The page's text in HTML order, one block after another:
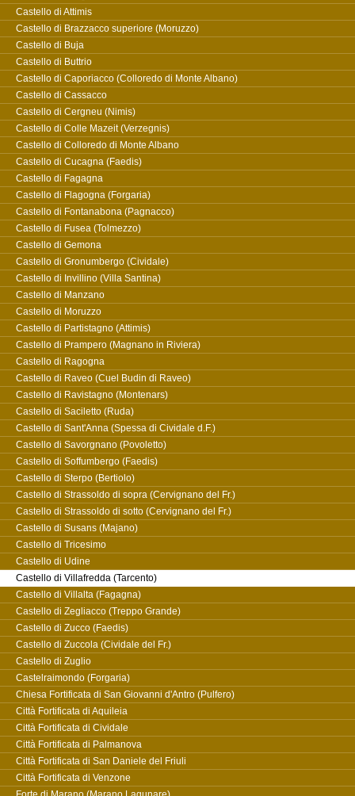
Castello di Attimis
Castello di Brazzacco superiore (Moruzzo)
Castello di Buja
Castello di Buttrio
Castello di Caporiacco (Colloredo di Monte Albano)
Castello di Cassacco
Castello di Cergneu (Nimis)
Castello di Colle Mazeit (Verzegnis)
Castello di Colloredo di Monte Albano
Castello di Cucagna (Faedis)
Castello di Fagagna
Castello di Flagogna (Forgaria)
Castello di Fontanabona (Pagnacco)
Castello di Fusea (Tolmezzo)
Castello di Gemona
Castello di Gronumbergo (Cividale)
Castello di Invillino (Villa Santina)
Castello di Manzano
Castello di Moruzzo
Castello di Partistagno (Attimis)
Castello di Prampero (Magnano in Riviera)
Castello di Ragogna
Castello di Raveo (Cuel Budin di Raveo)
Castello di Ravistagno (Montenars)
Castello di Saciletto (Ruda)
Castello di Sant'Anna (Spessa di Cividale d.F.)
Castello di Savorgnano (Povoletto)
Castello di Soffumbergo (Faedis)
Castello di Sterpo (Bertiolo)
Castello di Strassoldo di sopra (Cervignano del Fr.)
Castello di Strassoldo di sotto (Cervignano del Fr.)
Castello di Susans (Majano)
Castello di Tricesimo
Castello di Udine
Castello di Villafredda (Tarcento)
Castello di Villalta (Fagagna)
Castello di Zegliacco (Treppo Grande)
Castello di Zucco (Faedis)
Castello di Zuccola (Cividale del Fr.)
Castello di Zuglio
Castelraimondo (Forgaria)
Chiesa Fortificata di San Giovanni d'Antro (Pulfero)
Città Fortificata di Aquileia
Città Fortificata di Cividale
Città Fortificata di Palmanova
Città Fortificata di San Daniele del Friuli
Città Fortificata di Venzone